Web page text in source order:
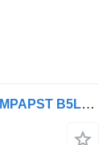
Радијатор на климатик SPHEROS,EBMPAPST B5LH (01.08-) W3G300-EQ30-63 за автобус Volvo B5LH, B0E (2008-)